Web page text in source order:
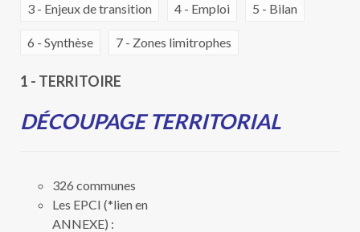
3 - Enjeux de transition 4 - Emploi 5 - Bilan
6 - Synthèse 7 - Zones limitrophes
1 - TERRITOIRE
DÉCOUPAGE TERRITORIAL
326 communes
Les EPCI (*lien en
ANNEXE) :